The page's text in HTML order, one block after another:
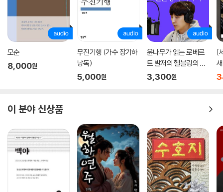
모순
8,000원
무진기행 (가수 장기하
낭독)
5,000원
윤나무가 읽는 로베르
트 발저의 헬블링의 이
야기
3,300원
[
이 분야 신상품